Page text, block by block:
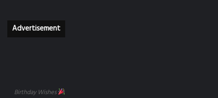
Advertisement
Birthday Wishes